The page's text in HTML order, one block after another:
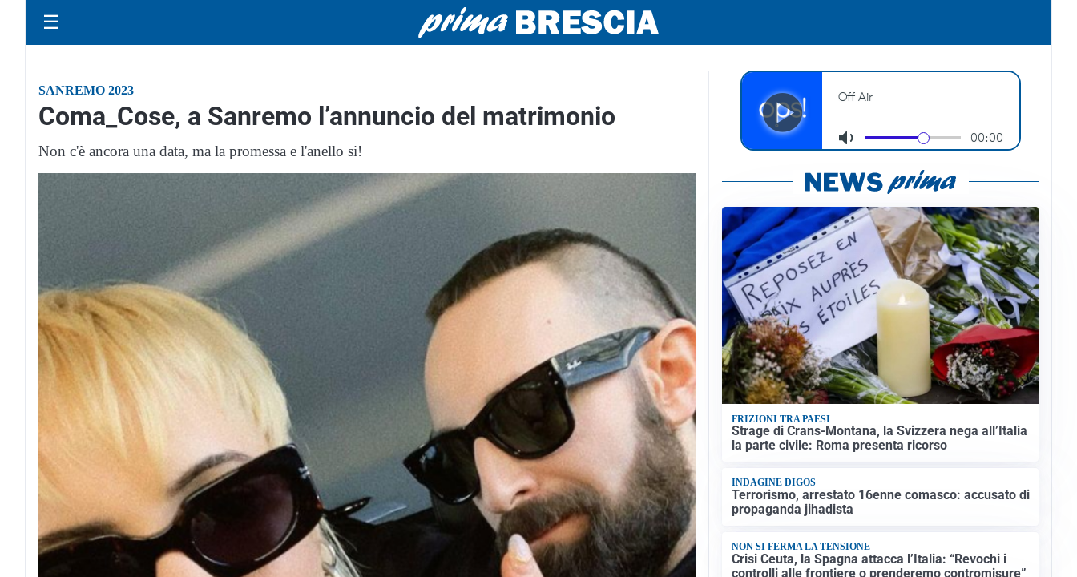
☰
SANREMO 2023
Coma_Cose, a Sanremo l’annuncio del matrimonio
Non c'è ancora una data, ma la promessa e l'anello si!
FRIZIONI TRA PAESI
Strage di Crans-Montana, la Svizzera nega all’Italia
la parte civile: Roma presenta ricorso
INDAGINE DIGOS
Terrorismo, arrestato 16enne comasco: accusato di
propaganda jihadista
NON SI FERMA LA TENSIONE
Crisi Ceuta, la Spagna attacca l’Italia: “Revochi i
controlli alle frontiere o prenderemo contromisure”